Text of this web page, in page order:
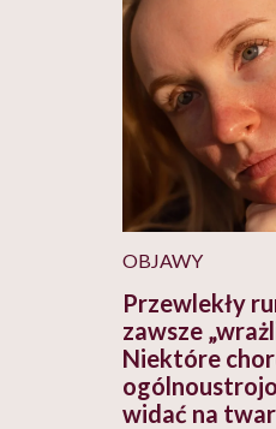
OBJAWY
Przewlekły
zawsze
Niektóre
widać na